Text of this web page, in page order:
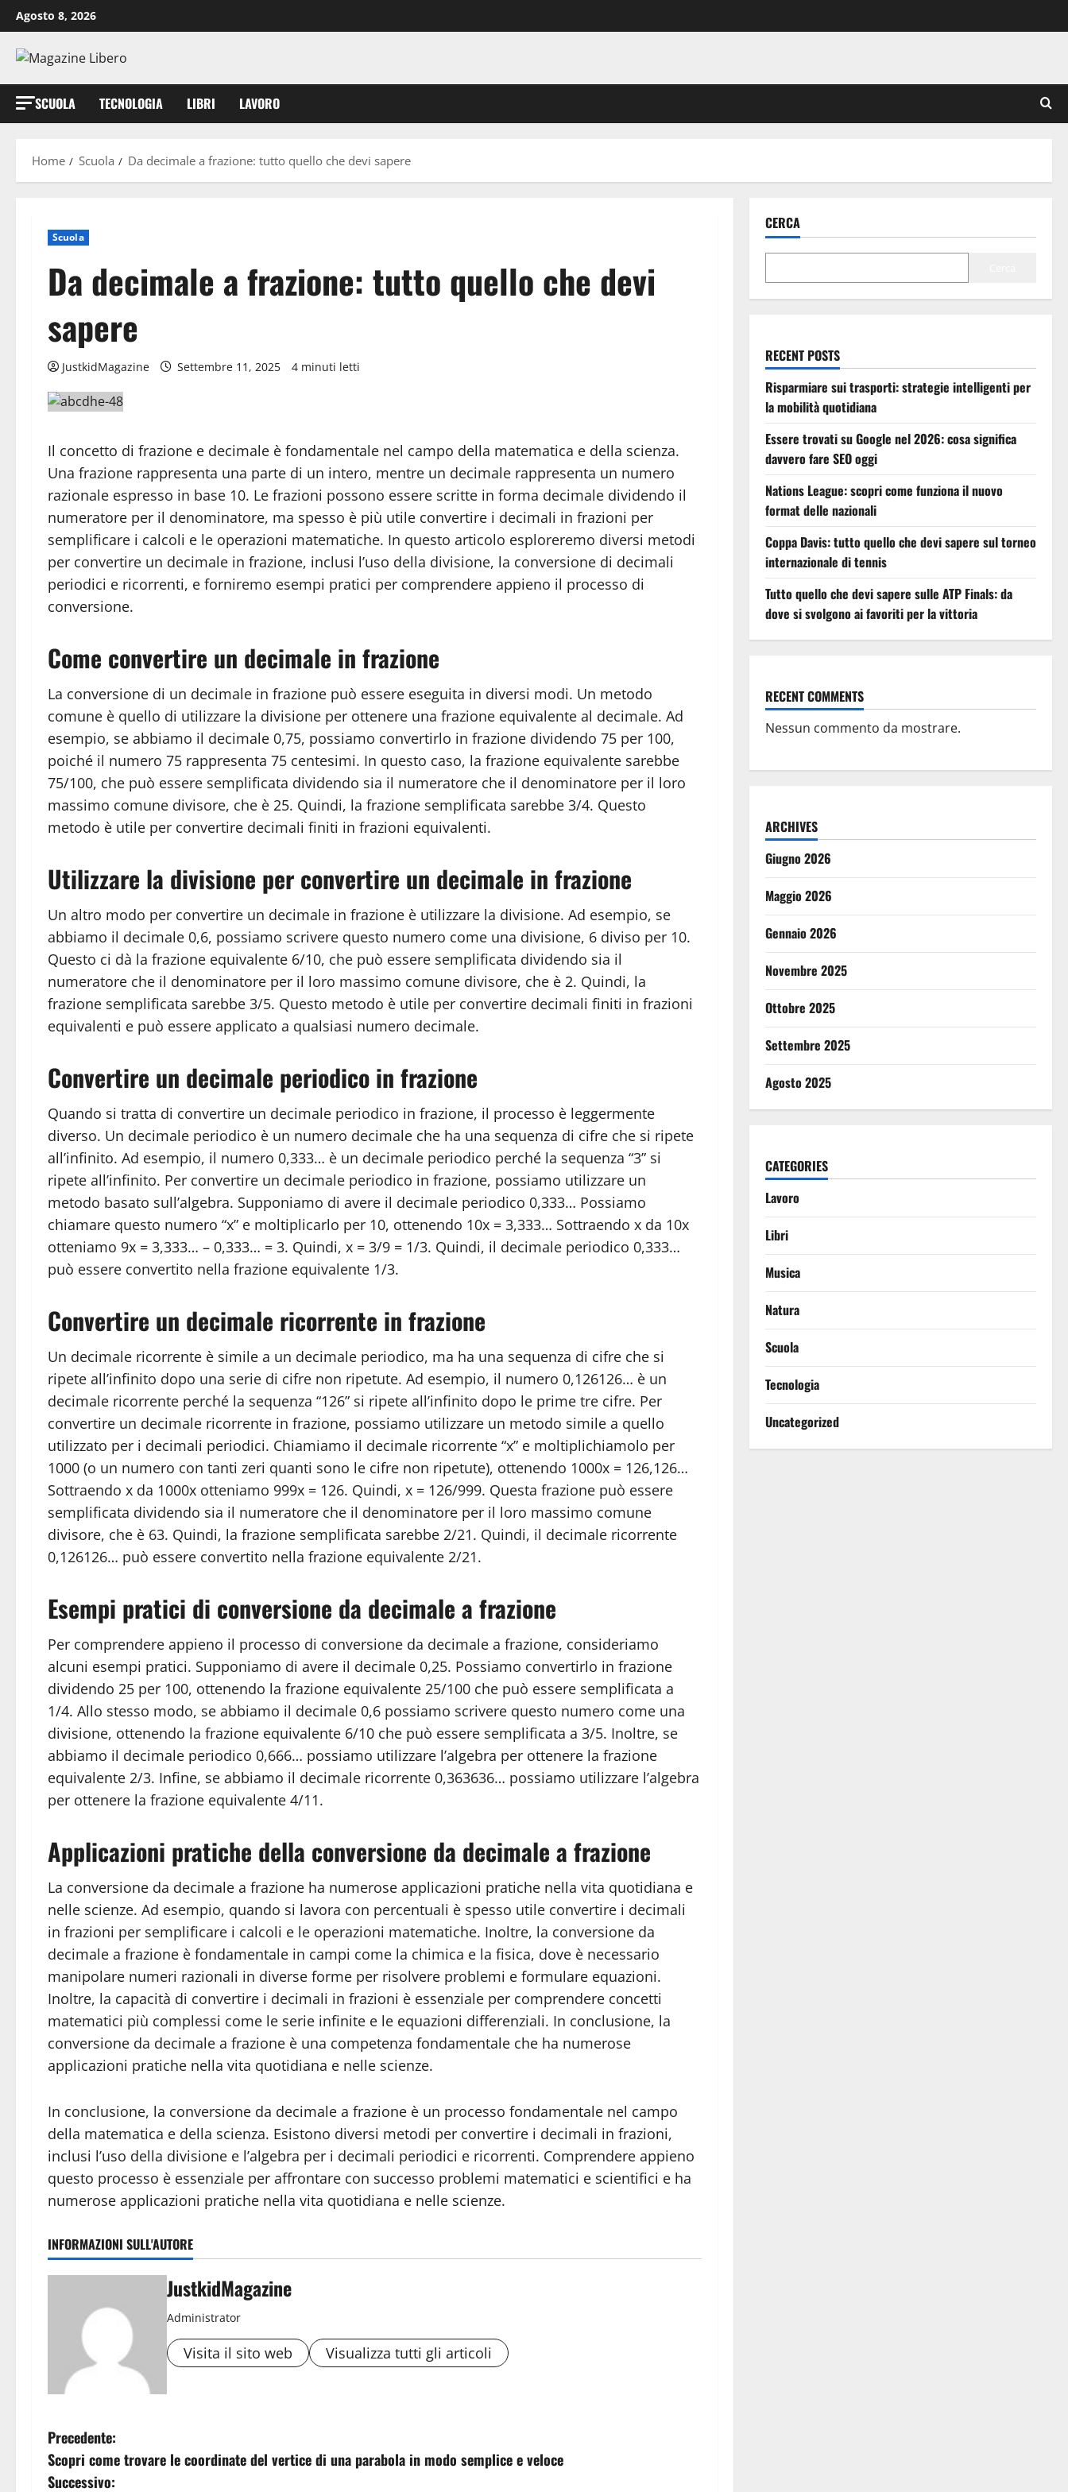
al
contenuto
Agosto 8, 2026
SCUOLA TECNOLOGIA LIBRI LAVORO
Home Scuola Da decimale a frazione: tutto quello che devi sapere
Scuola
Da decimale a frazione: tutto quello che devi
sapere
JustkidMagazine Settembre 11, 2025 4 minuti letti
Il concetto di frazione e decimale è fondamentale nel campo della matematica e della scienza.
Una frazione rappresenta una parte di un intero, mentre un decimale rappresenta un numero
razionale espresso in base 10. Le frazioni possono essere scritte in forma decimale dividendo il
numeratore per il denominatore, ma spesso è più utile convertire i decimali in frazioni per
semplificare i calcoli e le operazioni matematiche. In questo articolo esploreremo diversi metodi
per convertire un decimale in frazione, inclusi l’uso della divisione, la conversione di decimali
periodici e ricorrenti, e forniremo esempi pratici per comprendere appieno il processo di
conversione.
Come convertire un decimale in frazione
La conversione di un decimale in frazione può essere eseguita in diversi modi. Un metodo
comune è quello di utilizzare la divisione per ottenere una frazione equivalente al decimale. Ad
esempio, se abbiamo il decimale 0,75, possiamo convertirlo in frazione dividendo 75 per 100,
poiché il numero 75 rappresenta 75 centesimi. In questo caso, la frazione equivalente sarebbe
75/100, che può essere semplificata dividendo sia il numeratore che il denominatore per il loro
massimo comune divisore, che è 25. Quindi, la frazione semplificata sarebbe 3/4. Questo
metodo è utile per convertire decimali finiti in frazioni equivalenti.
Utilizzare la divisione per convertire un decimale in frazione
Un altro modo per convertire un decimale in frazione è utilizzare la divisione. Ad esempio, se
abbiamo il decimale 0,6, possiamo scrivere questo numero come una divisione, 6 diviso per 10.
Questo ci dà la frazione equivalente 6/10, che può essere semplificata dividendo sia il
numeratore che il denominatore per il loro massimo comune divisore, che è 2. Quindi, la
frazione semplificata sarebbe 3/5. Questo metodo è utile per convertire decimali finiti in frazioni
equivalenti e può essere applicato a qualsiasi numero decimale.
Convertire un decimale periodico in frazione
Quando si tratta di convertire un decimale periodico in frazione, il processo è leggermente
diverso. Un decimale periodico è un numero decimale che ha una sequenza di cifre che si ripete
all’infinito. Ad esempio, il numero 0,333… è un decimale periodico perché la sequenza “3” si
ripete all’infinito. Per convertire un decimale periodico in frazione, possiamo utilizzare un
metodo basato sull’algebra. Supponiamo di avere il decimale periodico 0,333… Possiamo
chiamare questo numero “x” e moltiplicarlo per 10, ottenendo 10x = 3,333… Sottraendo x da 10x
otteniamo 9x = 3,333… – 0,333… = 3. Quindi, x = 3/9 = 1/3. Quindi, il decimale periodico 0,333…
può essere convertito nella frazione equivalente 1/3.
Convertire un decimale ricorrente in frazione
Un decimale ricorrente è simile a un decimale periodico, ma ha una sequenza di cifre che si
ripete all’infinito dopo una serie di cifre non ripetute. Ad esempio, il numero 0,126126… è un
decimale ricorrente perché la sequenza “126” si ripete all’infinito dopo le prime tre cifre. Per
convertire un decimale ricorrente in frazione, possiamo utilizzare un metodo simile a quello
utilizzato per i decimali periodici. Chiamiamo il decimale ricorrente “x” e moltiplichiamolo per
1000 (o un numero con tanti zeri quanti sono le cifre non ripetute), ottenendo 1000x = 126,126…
Sottraendo x da 1000x otteniamo 999x = 126. Quindi, x = 126/999. Questa frazione può essere
semplificata dividendo sia il numeratore che il denominatore per il loro massimo comune
divisore, che è 63. Quindi, la frazione semplificata sarebbe 2/21. Quindi, il decimale ricorrente
0,126126… può essere convertito nella frazione equivalente 2/21.
Esempi pratici di conversione da decimale a frazione
Per comprendere appieno il processo di conversione da decimale a frazione, consideriamo
alcuni esempi pratici. Supponiamo di avere il decimale 0,25. Possiamo convertirlo in frazione
dividendo 25 per 100, ottenendo la frazione equivalente 25/100 che può essere semplificata a
1/4. Allo stesso modo, se abbiamo il decimale 0,6 possiamo scrivere questo numero come una
divisione, ottenendo la frazione equivalente 6/10 che può essere semplificata a 3/5. Inoltre, se
abbiamo il decimale periodico 0,666… possiamo utilizzare l’algebra per ottenere la frazione
equivalente 2/3. Infine, se abbiamo il decimale ricorrente 0,363636… possiamo utilizzare l’algebra
per ottenere la frazione equivalente 4/11.
Applicazioni pratiche della conversione da decimale a frazione
La conversione da decimale a frazione ha numerose applicazioni pratiche nella vita quotidiana e
nelle scienze. Ad esempio, quando si lavora con percentuali è spesso utile convertire i decimali
in frazioni per semplificare i calcoli e le operazioni matematiche. Inoltre, la conversione da
decimale a frazione è fondamentale in campi come la chimica e la fisica, dove è necessario
manipolare numeri razionali in diverse forme per risolvere problemi e formulare equazioni.
Inoltre, la capacità di convertire i decimali in frazioni è essenziale per comprendere concetti
matematici più complessi come le serie infinite e le equazioni differenziali. In conclusione, la
conversione da decimale a frazione è una competenza fondamentale che ha numerose
applicazioni pratiche nella vita quotidiana e nelle scienze.
In conclusione, la conversione da decimale a frazione è un processo fondamentale nel campo
della matematica e della scienza. Esistono diversi metodi per convertire i decimali in frazioni,
inclusi l’uso della divisione e l’algebra per i decimali periodici e ricorrenti. Comprendere appieno
questo processo è essenziale per affrontare con successo problemi matematici e scientifici e ha
numerose applicazioni pratiche nella vita quotidiana e nelle scienze.
INFORMAZIONI SULL'AUTORE
JustkidMagazine
Administrator
Visita il sito web Visualizza tutti gli articoli
N
a
Precedente:
Scopri come trovare le coordinate del vertice di una parabola in modo semplice e veloce
Successivo:
CERCA
RECENT POSTS
Risparmiare sui trasporti: strategie intelligenti per
la mobilità quotidiana
Essere trovati su Google nel 2026: cosa significa
davvero fare SEO oggi
Nations League: scopri come funziona il nuovo
format delle nazionali
Coppa Davis: tutto quello che devi sapere sul torneo
internazionale di tennis
Tutto quello che devi sapere sulle ATP Finals: da
dove si svolgono ai favoriti per la vittoria
RECENT COMMENTS
Nessun commento da mostrare.
ARCHIVES
Giugno 2026
Maggio 2026
Gennaio 2026
Novembre 2025
Ottobre 2025
Settembre 2025
Agosto 2025
CATEGORIES
Lavoro
Libri
Musica
Natura
Scuola
Tecnologia
Uncategorized